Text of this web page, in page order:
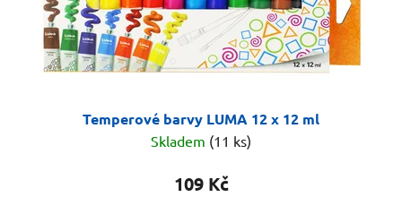
Temperové barvy LUMA 12 x 12 ml
Skladem (11 ks)
109 Kč